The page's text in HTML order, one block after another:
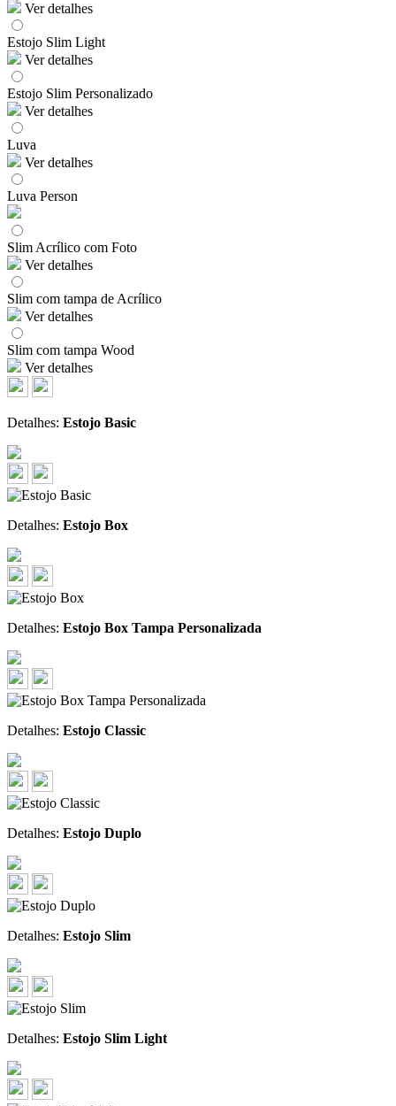
Ver detalhes
Estojo Slim Light
Ver detalhes
Estojo Slim Personalizado
Ver detalhes
Luva
Ver detalhes
Luva Person
Slim Acrílico com Foto
Ver detalhes
Slim com tampa de Acrílico
Ver detalhes
Slim com tampa Wood
Ver detalhes
Detalhes: Estojo Basic
Detalhes: Estojo Box
Detalhes: Estojo Box Tampa Personalizada
Detalhes: Estojo Classic
Detalhes: Estojo Duplo
Detalhes: Estojo Slim
Detalhes: Estojo Slim Light